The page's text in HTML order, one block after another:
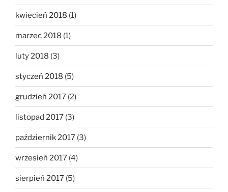
kwiecień 2018 (1)
marzec 2018 (1)
luty 2018 (3)
styczeń 2018 (5)
grudzień 2017 (2)
listopad 2017 (3)
październik 2017 (3)
wrzesień 2017 (4)
sierpień 2017 (5)